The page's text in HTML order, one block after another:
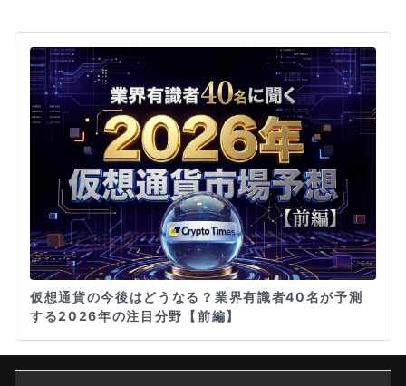
仮想通貨の今後はどうなる？業界有識者40名が予測
する2026年の注目分野【前編】